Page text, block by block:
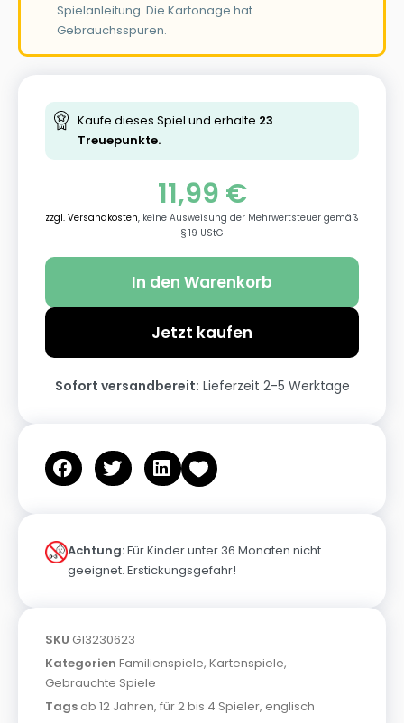
Spielanleitung. Die Kartonage hat
Gebrauchsspuren.
Kaufe dieses Spiel und erhalte 23
Treuepunkte.
11,99 €
zzgl. Versandkosten, keine Ausweisung der Mehrwertsteuer gemäß
§ 19 UStG
In den Warenkorb
Jetzt kaufen
Sofort versandbereit: Lieferzeit 2-5 Werktage
Achtung:Für Kinder unter 36 Monaten nicht
geeignet. Erstickungsgefahr!
SKU G13230623
Kategorien Familienspiele, Kartenspiele,
Gebrauchte Spiele
Tags ab 12 Jahren, für 2 bis 4 Spieler, englisch